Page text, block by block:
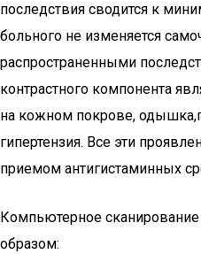
последствия сводится к
больного не изменяется
распространенными
контрастного компонента
на кожном покрове,
гипертензия. Все эти
приемом антигистаминных
Компьютерное
образом: